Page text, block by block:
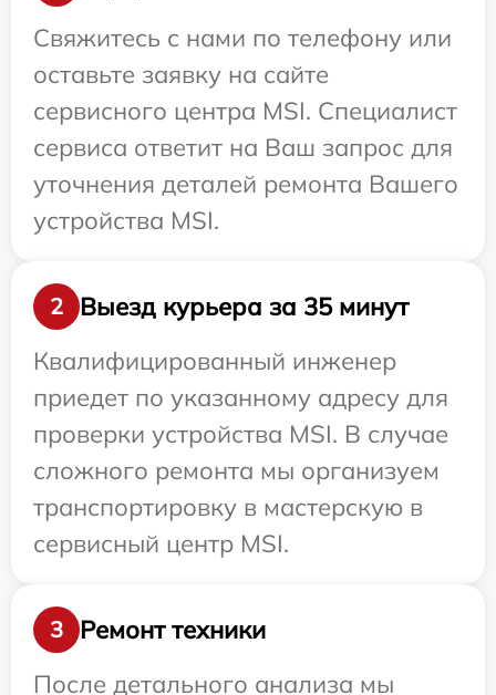
Свяжитесь с нами по телефону или
оставьте заявку на сайте
сервисного центра MSI. Специалист
сервиса ответит на Ваш запрос для
уточнения деталей ремонта Вашего
устройства MSI.
2
Выезд курьера за 35 минут
Квалифицированный инженер
приедет по указанному адресу для
проверки устройства MSI. В случае
сложного ремонта мы организуем
транспортировку в мастерскую в
сервисный центр MSI.
3
Ремонт техники
После детального анализа мы